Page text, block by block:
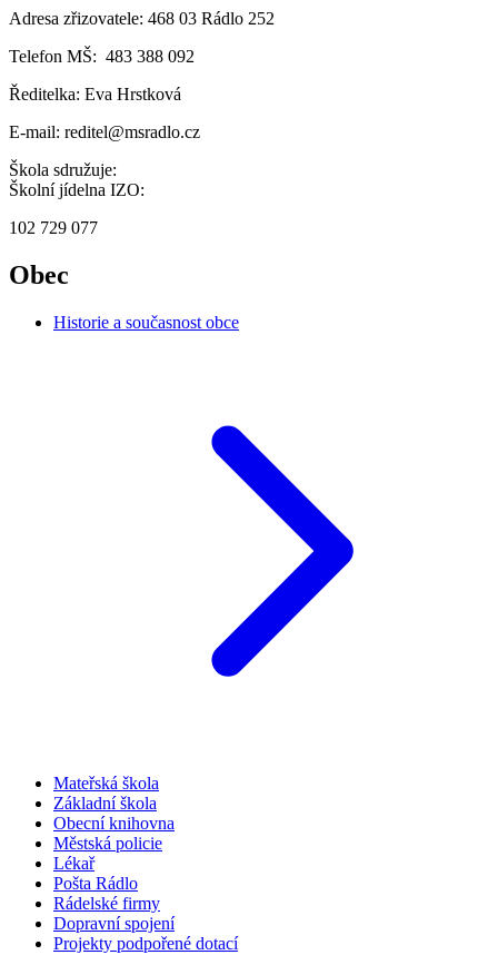
Adresa zřizovatele: 468 03 Rádlo 252
Telefon MŠ: 483 388 092
Ředitelka: Eva Hrstková
E-mail: reditel@msradlo.cz
Škola sdružuje:
Školní jídelna IZO:
102 729 077
Obec
Historie a současnost obce
Mateřská škola
Základní škola
Obecní knihovna
Městská policie
Lékař
Pošta Rádlo
Rádelské firmy
Dopravní spojení
Projekty podpořené dotací